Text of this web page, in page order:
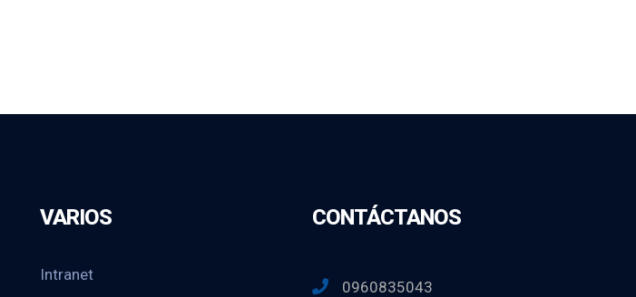
VARIOS
Intranet
CONTÁCTANOS
0960835043